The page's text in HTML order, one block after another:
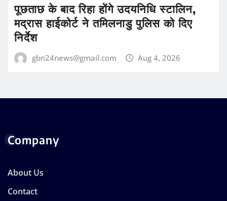
पूछताछ के बाद रिहा होंगे उदयनिधि स्टालिन,
मद्रास हाईकोर्ट ने तमिलनाडु पुलिस को दिए
निर्देश
gbn24news@gmail.com Aug 4, 2026
Company
About Us
Contact